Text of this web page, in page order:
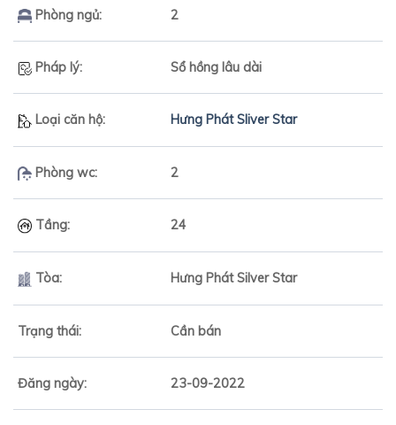
Phòng ngủ: 2
Pháp lý: Sổ hồng lâu dài
Loại căn hộ: Hưng Phát Sliver Star
Phòng wc: 2
Tầng: 24
Tòa: Hưng Phát Silver Star
Trạng thái: Cần bán
Đăng ngày: 23-09-2022